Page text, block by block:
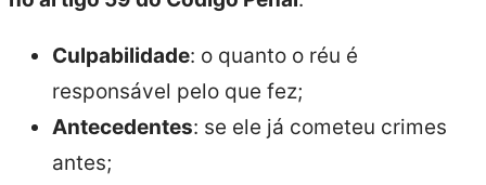
Culpabilidade: o quanto o réu é
responsável pelo que fez;
Antecedentes: se ele já cometeu crimes
antes;